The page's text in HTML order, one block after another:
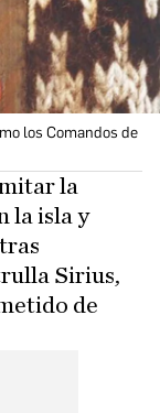
los Comandos de
la
la isla y
Sirius,
de